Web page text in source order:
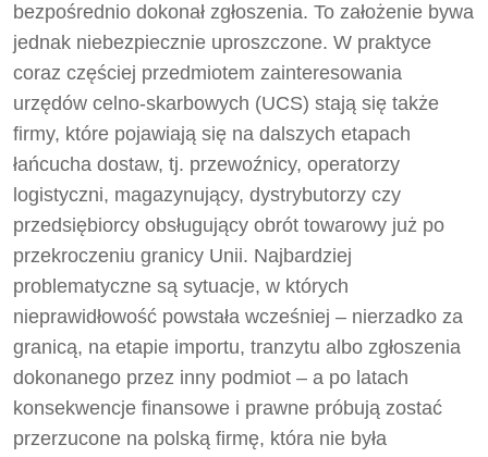
bezpośrednio dokonał zgłoszenia. To założenie bywa
jednak niebezpiecznie uproszczone. W praktyce
coraz częściej przedmiotem zainteresowania
urzędów celno-skarbowych (UCS) stają się także
firmy, które pojawiają się na dalszych etapach
łańcucha dostaw, tj. przewoźnicy, operatorzy
logistyczni, magazynujący, dystrybutorzy czy
przedsiębiorcy obsługujący obrót towarowy już po
przekroczeniu granicy Unii. Najbardziej
problematyczne są sytuacje, w których
nieprawidłowość powstała wcześniej – nierzadko za
granicą, na etapie importu, tranzytu albo zgłoszenia
dokonanego przez inny podmiot – a po latach
konsekwencje finansowe i prawne próbują zostać
przerzucone na polską firmę, która nie była